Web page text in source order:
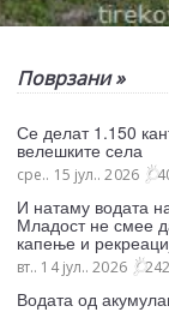
Поврзани »
Се делат 1.150
велешките села
сре.. 15 јул.. 2026
И натаму водата
Младост не смее
капење и
вт.. 14 јул.. 2026 242
Водата од